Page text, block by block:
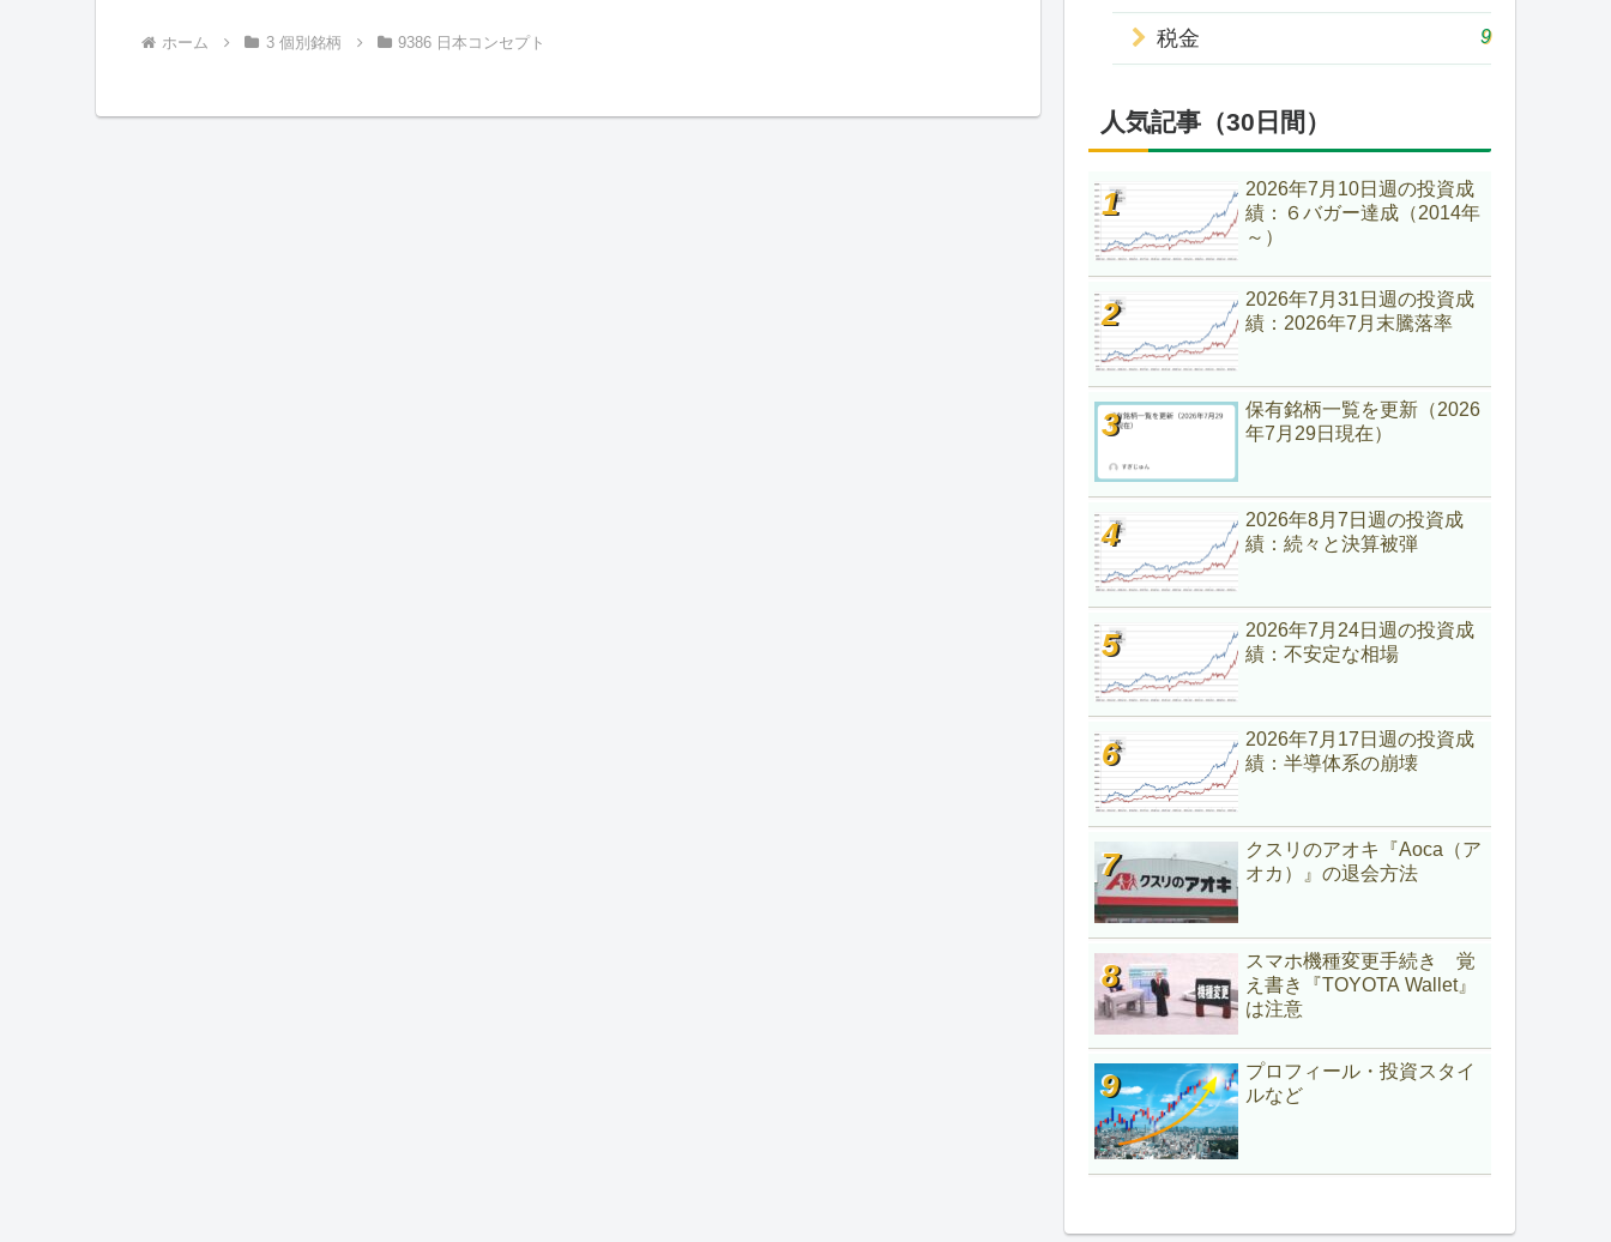
ホーム 3 個別銘柄 9386 日本コンセプト 税金 9
人気記事（30日間）
2026年7月10日週の投資成
績：６バガー達成（2014年
～）
2026年7月31日週の投資成
績：2026年7月末騰落率
保有銘柄一覧を更新（2026
年7月29日現在）
2026年8月7日週の投資成
績：続々と決算被弾
2026年7月24日週の投資成
績：不安定な相場
2026年7月17日週の投資成
績：半導体系の崩壊
クスリのアオキ『Aoca（ア
オカ）』の退会方法
スマホ機種変更手続き 覚
え書き『TOYOTA Wallet』
は注意
プロフィール・投資スタイ
ルなど